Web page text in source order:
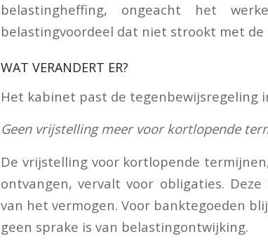
belastingheffing, ongeacht het
belastingvoordeel dat niet strookt met de
WAT VERANDERT ER?
Het kabinet past de tegenbewijsregeling
Geen vrijstelling meer voor kortlopende
De vrijstelling voor kortlopende
ontvangen, vervalt voor obligaties.
van het vermogen. Voor banktegoeden
geen sprake is van belastingontwijking.